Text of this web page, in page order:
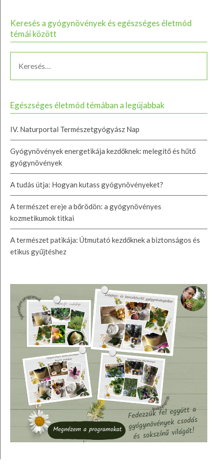
Keresés a gyógynövények és egészséges életmód
témái között
Egészséges életmód témában a legújabbak
IV. Naturportal Természetgyógyász Nap
Gyógynövények energetikája kezdőknek: melegítő és hűtő
gyógynövények
A tudás útja: Hogyan kutass gyógynövényeket?
A természet ereje a bőrödön: a gyógynövényes
kozmetikumok titkai
A természet patikája: Útmutató kezdőknek a biztonságos és
etikus gyűjtéshez